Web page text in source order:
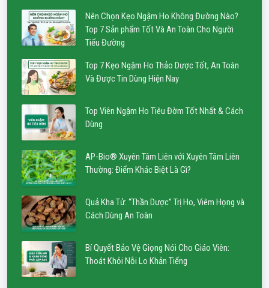
Nên Chọn Kẹo Ngậm Ho Không Đường Nào?
Top 7 Sản phẩm Tốt Và An Toàn Cho Người
Tiểu Đường
Top 7 Kẹo Ngậm Ho Thảo Dược Tốt, An Toàn
Và Được Tin Dùng Hiện Nay
Top Viên Ngậm Ho Tiêu Đờm Tốt Nhất & Cách
Dùng
AP-Bio® Xuyên Tâm Liên với Xuyên Tâm Liên
Thường: Điểm Khác Biệt Là Gì?
Quả Kha Tử: “Thần Dược” Trị Ho, Viêm Họng và
Cách Dùng An Toàn
Bí Quyết Bảo Vệ Giọng Nói Cho Giáo Viên:
Thoát Khỏi Nỗi Lo Khản Tiếng